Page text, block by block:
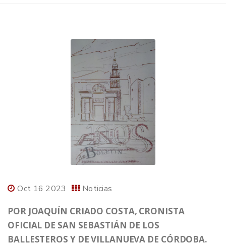
Oct 16 2023 Noticias
POR JOAQUÍN CRIADO COSTA, CRONISTA
OFICIAL DE SAN SEBASTIÁN DE LOS
BALLESTEROS Y DE VILLANUEVA DE CÓRDOBA.